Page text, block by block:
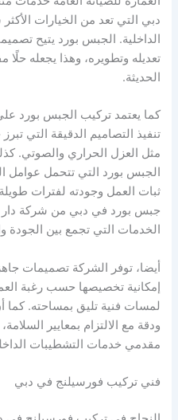
دبي التي تعد من الخيارات
الداخلية. الجبس بورد يتيح
تعديله وتطويره، وهذا يجعله حلًا
الحديثة.
كما يعتمد تركيب الجبس بورد
تنفيذ التصاميم الدقيقة التي
مثل العزل الحراري والصوتي.
الجبس بورد التي تتحمل عوامل
ثبات العمل وجودته لفترات
جبس بورد في دبي من شركة دار
الخدمات التي تجمع بين الجودة
أيضا، توفر الشركة تصميمات
إمكانية تخصيصها حسب رغبة
لمسات فنية تليق بمساحته.
ودقة مع الالتزام بمعايير
مقدمي خدمات التشطيبات
فني تركيب فورسيلنج في دبي